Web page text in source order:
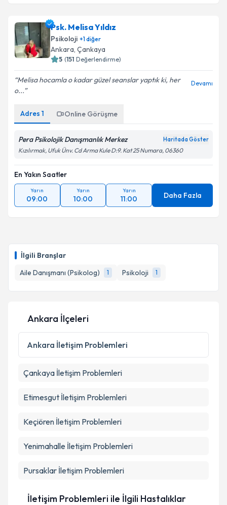
İlgili Branşlar
Aile Danışmanı (Psikolog)
1 Psikoloji 1
Psk. Melisa Yıldız
Psikoloji +1diğer
Ankara, Çankaya
5 (151 Değerlendirme)
Melisa hocamla o kadar güzel seanslar yaptık ki, her
o...
Devamı
Adres 1 Online Görüşme
Pera Psikolojik Danışmanlık Merkez Haritada Göster
Kızılırmak, Ufuk Ünv. Cd Arma Kule D:9. Kat 25 Numara, 06360
En Yakın Saatler
Yarın
09:00
Yarın
10:00
Yarın
11:00 Daha Fazla
Ankara İlçeleri
Ankara İletişim Problemleri
Çankaya İletişim Problemleri
Etimesgut İletişim Problemleri
Keçiören İletişim Problemleri
Yenimahalle İletişim Problemleri
Pursaklar İletişim Problemleri
İletişim Problemleri ile İlgili Hastalıklar